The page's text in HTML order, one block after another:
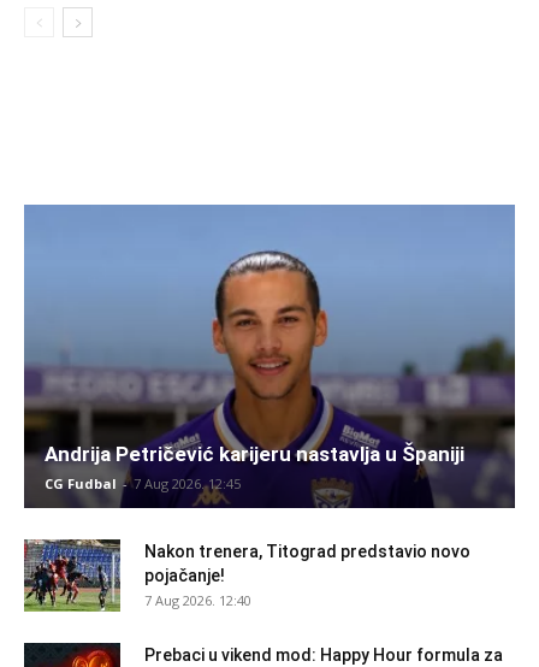
Andrija Petričević karijeru nastavlja u Španiji
CG Fudbal - 7 Aug 2026. 12:45
Nakon trenera, Titograd predstavio novo
pojačanje!
7 Aug 2026. 12:40
Prebaci u vikend mod: Happy Hour formula za